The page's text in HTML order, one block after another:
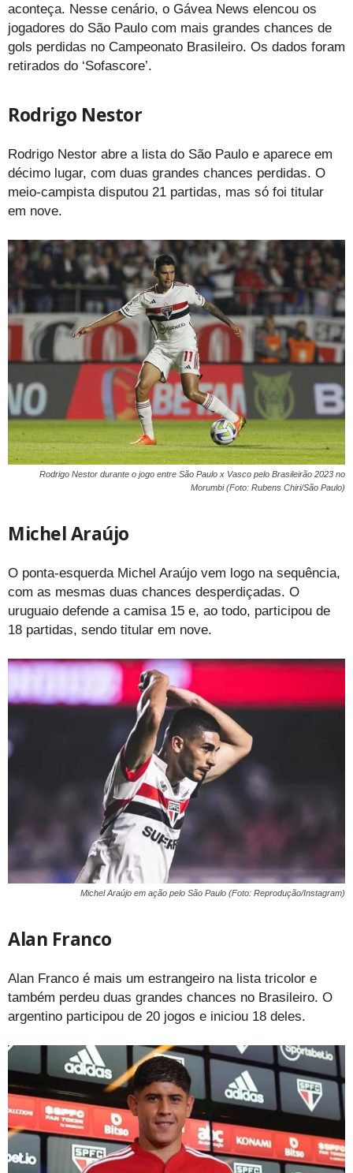
aconteça. Nesse cenário, o Gávea News elencou os
jogadores do São Paulo com mais grandes chances de
gols perdidas no Campeonato Brasileiro. Os dados foram
retirados do ‘Sofascore’.
Rodrigo Nestor
Rodrigo Nestor abre a lista do São Paulo e aparece em
décimo lugar, com duas grandes chances perdidas. O
meio-campista disputou 21 partidas, mas só foi titular
em nove.
Rodrigo Nestor durante o jogo entre São Paulo x Vasco pelo Brasileirão 2023 no
Morumbi (Foto: Rubens Chiri/São Paulo)
Michel Araújo
O ponta-esquerda Michel Araújo vem logo na sequência,
com as mesmas duas chances desperdiçadas. O
uruguaio defende a camisa 15 e, ao todo, participou de
18 partidas, sendo titular em nove.
Michel Araújo em ação pelo São Paulo (Foto: Reprodução/Instagram)
Alan Franco
Alan Franco é mais um estrangeiro na lista tricolor e
também perdeu duas grandes chances no Brasileiro. O
argentino participou de 20 jogos e iniciou 18 deles.